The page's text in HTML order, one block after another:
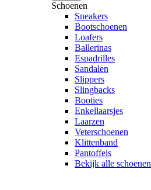
Schoenen
Sneakers
Bootschoenen
Loafers
Ballerinas
Espadrilles
Sandalen
Slippers
Slingbacks
Booties
Enkellaarsjes
Laarzen
Veterschoenen
Klittenband
Pantoffels
Bekijk alle schoenen